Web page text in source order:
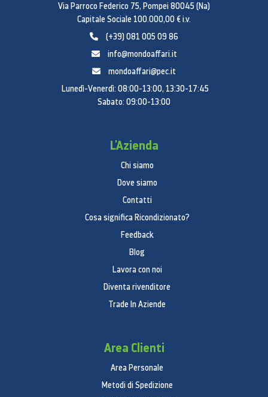
Via Parroco Federico 75, Pompei 80045 (Na)
Capitale Sociale 100.000,00 € i.v.
(+39) 081 005 09 86
info@mondoaffari.it
mondoaffari@pec.it
Lunedì-Venerdì: 08:00-13:00, 13:30-17:45
Sabato: 09:00-13:00
L'Azienda
Chi siamo
Dove siamo
Contatti
Cosa significa Ricondizionato?
Feedback
Blog
Lavora con noi
Diventa rivenditore
Trade In Aziende
Area Clienti
Area Personale
Metodi di Spedizione